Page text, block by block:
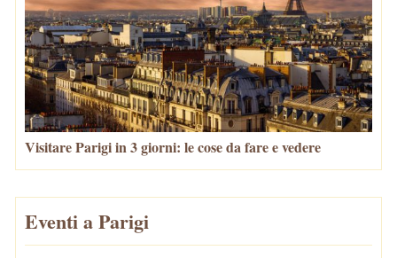
Visitare Parigi in 3 giorni: le cose da fare e vedere
Eventi a Parigi